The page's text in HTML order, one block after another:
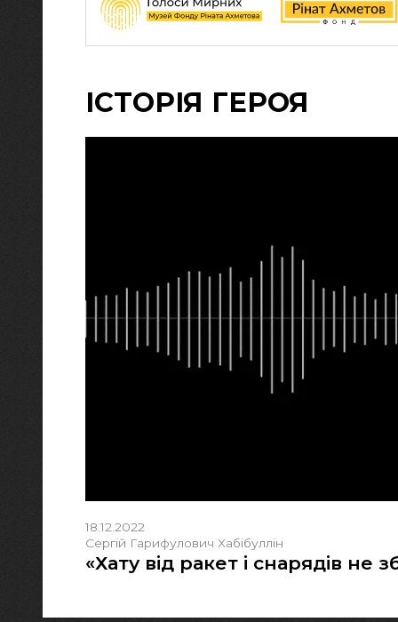
ІСТОРІЯ ГЕРОЯ
18.12.2022
Сергій Гарифулович Хабібуллін
«Хату від ракет і снарядів не